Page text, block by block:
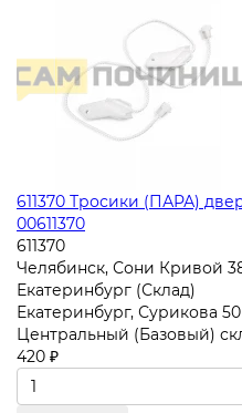
611370 Тросики (ПАРА)
00611370
611370
Челябинск, Сони Кривой
Екатеринбург (Склад)
Екатеринбург, Сурикова
Центральный (Базовый)
420 ₽